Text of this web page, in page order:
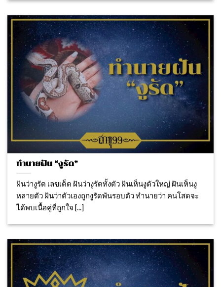
ทำนายฝัน “งูรัด”
ฝันว่างูรัด เลขเด็ด ฝันว่างูรัดทั้งตัว ฝันเห็นงูตัวใหญ่ ฝันเห็นงู
หลายตัว ฝันว่าตัวเองถูกงูรัดพันรอบตัว ทำนายว่า คนโสดจะ
ได้พบเนื้อคู่ที่ถูกใจ [...]